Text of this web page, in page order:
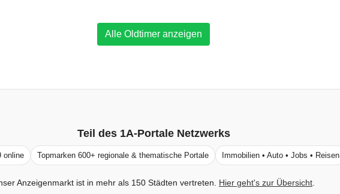
Alle Oldtimer anzeigen
Teil des 1A-PortaleNetzwerks
online Topmarken 600+ regionale & thematische Portale Immobilien • Auto • Jobs • Reisen
Anzeigenmarkt ist in mehr als 150 Städten vertreten. Hier geht's zur Übersicht.